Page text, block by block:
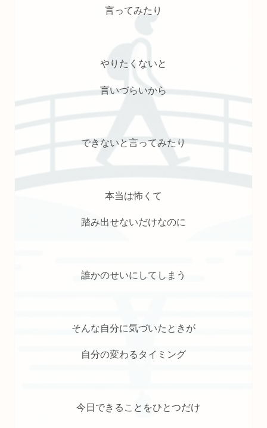
言ってみたり
やりたくないと
言いづらいから
できないと言ってみたり
本当は怖くて
踏み出せないだけなのに
誰かのせいにしてしまう
そんな自分に気づいたときが
自分の変わるタイミング
今日できることをひとつだけ